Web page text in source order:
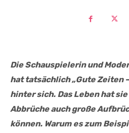
Die Schauspielerin und
hat tatsächlich „Gute Zeiten
hinter sich. Das Leben hat
Abbrüche auch große
können. Warum es zum